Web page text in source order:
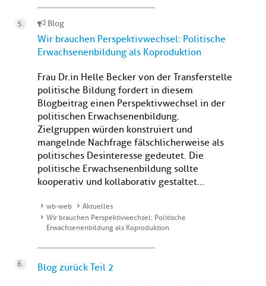
Blog
Wir brauchen Perspektivwechsel: Politische
Erwachsenenbildung als Koproduktion
Frau Dr.in Helle Becker von der Transferstelle
politische Bildung fordert in diesem
Blogbeitrag einen Perspektivwechsel in der
politischen Erwachsenenbildung.
Zielgruppen würden konstruiert und
mangelnde Nachfrage fälschlicherweise als
politisches Desinteresse gedeutet. Die
politische Erwachsenenbildung sollte
kooperativ und kollaborativ gestaltet...
wb-web
Aktuelles
Wir brauchen Perspektivwechsel: Politische
Erwachsenenbildung als Koproduktion
Blog zurück Teil 2